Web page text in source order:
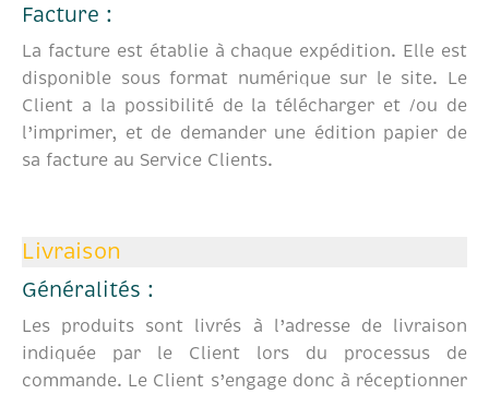
Facture :
La facture est établie à chaque expédition. Elle est
disponible sous format numérique sur le site. Le
Client a la possibilité de la télécharger et /ou de
l’imprimer, et de demander une édition papier de
sa facture au Service Clients.
Livraison
Généralités :
Les produits sont livrés à l’adresse de livraison
indiquée par le Client lors du processus de
commande. Le Client s’engage donc à réceptionner